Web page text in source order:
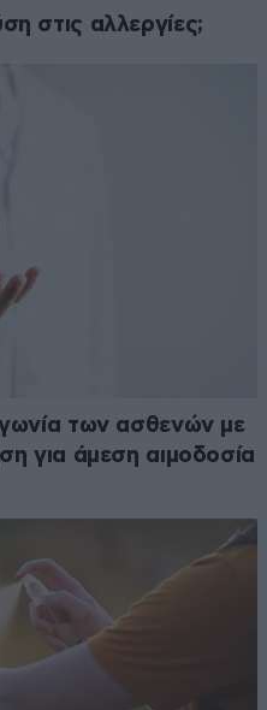
στις αλλεργίες;
των ασθενών με
για άμεση αιμοδοσία